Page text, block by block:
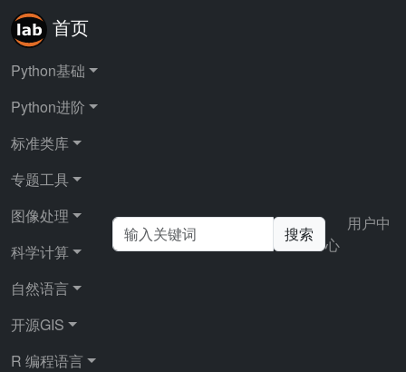
首页
Python基础
Python进阶
标准类库
专题工具
图像处理
科学计算
自然语言
开源GIS
R 编程语言
搜索
用户中
心
首页
多线程与多进程
本章重点介绍python如何进行多线程编程和多进程编
程。
现代计算机的CPU几乎都是多核的，有些还有多个处理
器，为了利用这些额外的处理能力， 操作系统定义了线
程这个低级结构。一个进程可以创建并拥有多个线程，